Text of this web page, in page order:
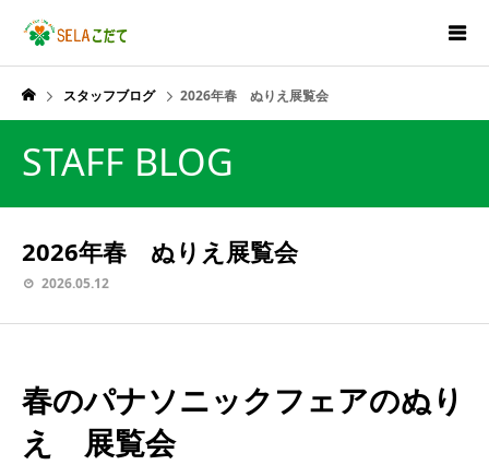
スタッフブログ 2026年春 ぬりえ展覧会
STAFF BLOG
2026年春 ぬりえ展覧会
2026.05.12
春のパナソニックフェアのぬり
え 展覧会